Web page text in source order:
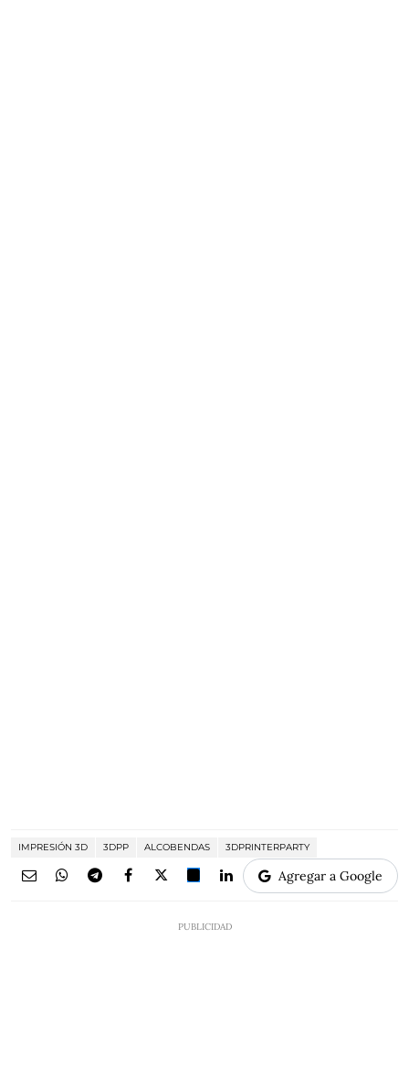
IMPRESIÓN 3D 3DPP ALCOBENDAS 3DPRINTERPARTY
Agregar a Google